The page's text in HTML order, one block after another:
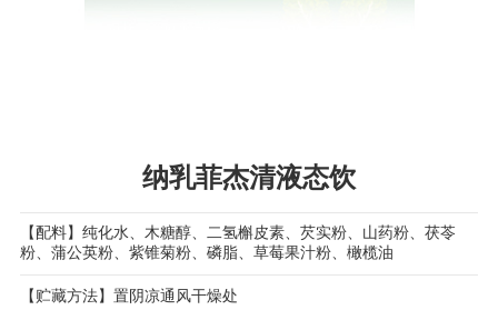
纳乳菲杰清液态饮
【配料】纯化水、木糖醇、二氢槲皮素、芡实粉、山药粉、茯苓
粉、蒲公英粉、紫锥菊粉、磷脂、草莓果汁粉、橄榄油
【贮藏方法】置阴凉通风干燥处